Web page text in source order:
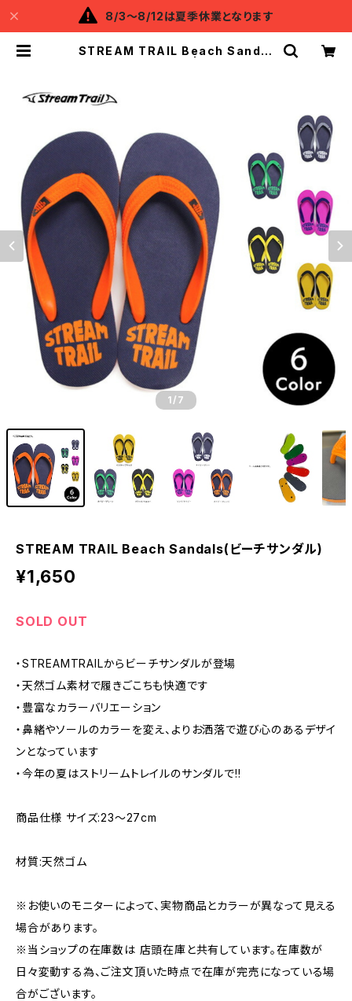
8/3～8/12は夏季休業となります
STREAM TRAIL Beach Sandal
1 /7
STREAM TRAIL Beach Sandals(ビーチサンダル)
¥1,650
SOLD OUT
・STREAMTRAILからビーチサンダルが登場
・天然ゴム素材で履きごこちも快適です
・豊富なカラーバリエーション
・鼻緒やソールのカラーを変え、よりお洒落で遊び心のあるデザイ
ンとなっています
・今年の夏はストリームトレイルのサンダルで!!
商品仕様 サイズ:23～27cm
材質:天然ゴム
※お使いのモニターによって、実物商品とカラーが異なって見える
場合があります。
※当ショップの在庫数は 店頭在庫と共有しています。在庫数が
日々変動する為、ご注文頂いた時点で在庫が完売になっている場
合がございます。